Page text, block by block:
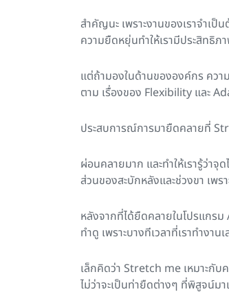
สำคัญนะ เพราะงานของเราจำเ
ความยืดหยุ่นทำให้เรามีประสิทธิ
แต่ถ้ามองในด้านขององค์กร คว
ตาม เรื่องของ Flexibility และ
ประสบการณ์การมายืดคลายที่
ผ่อนคลายมาก และทำให้เรารู้ว่า
ส่วนของสะบักหลังและช่วงขา เพ
หลังจากที่ได้ยืดคลายในโปรแกร
ทำดู เพราะบางทีเวลาที่เราทำงา
เล็กคิดว่า Stretch me เหมาะกับ
ไม่ว่าจะเป็นท่ายืดต่างๆ ที่พิสูจน์มา